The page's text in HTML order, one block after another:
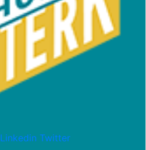
Linkedin Twitter